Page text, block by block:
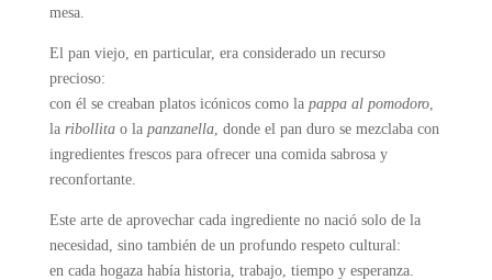
mesa.
El pan viejo, en particular, era considerado un recurso
precioso:
con él se creaban platos icónicos como la pappa al pomodoro,
la ribollitao la panzanella, donde el pan duro se mezclaba con
ingredientes frescos para ofrecer una comida sabrosa y
reconfortante.
Este arte de aprovechar cada ingrediente no nació solo de la
necesidad, sino también de un profundo respeto cultural:
en cada hogaza había historia, trabajo, tiempo y esperanza.